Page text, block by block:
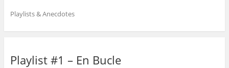
Playlists & Anecdotes
Playlist #1 – En Bucle